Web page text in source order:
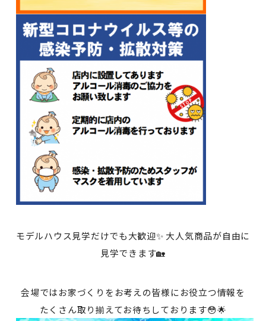
モデルハウス見学だけでも大歓迎✨ 大人気商品が自由に
見学できます🏡
会場ではお家づくりをお考えの皆様にお役立つ情報を
たくさん取り揃えてお待ちしております😳🌟